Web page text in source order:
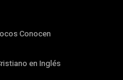
Conocen
en Inglés